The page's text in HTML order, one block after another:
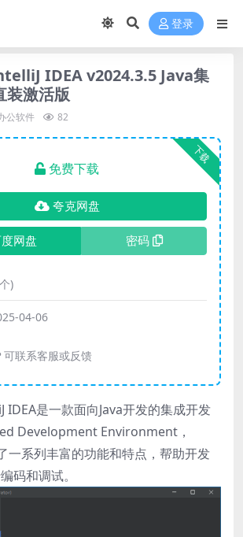
登录
IDEA v2024.3.5 Java集
装激活版
公软件 82
下载
免费下载
夸克网盘
网盘 密码
)
04-06
联系客服或反馈
IDEA是一款面向Java开发的集成开发
Development Environment，
一系列丰富的功能和特点，帮助开发
码和调试。